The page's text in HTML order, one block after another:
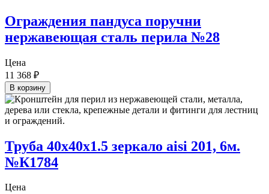
Ограждения пандуса поручни
нержавеющая сталь перила №28
Цена
11 368 ₽
В корзину
Труба 40х40х1.5 зеркало aisi 201, 6м.
№К1784
Цена